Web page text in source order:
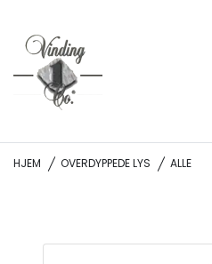
HJEM OVERDYPPEDE LYS ALLE